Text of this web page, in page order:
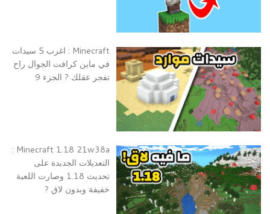
Minecraft : اغرب 5 سيدات
في ماين كرافت الجوال راح
تفجر عقلك ? الجزء 9
Minecraft 1.18 21w38a :
التعديلات الجدبدة على
تحديث 1.18 وصارت اللعبة
خفيفة وبدون لاق ?